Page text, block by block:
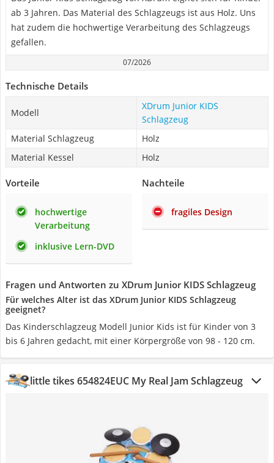
ab 3 Jahren. Das Material des Schlagzeugs ist aus Holz. Uns
hat zudem die hochwertige Verarbeitung des Schlagzeugs
gefallen.
07/2026
Technische Details
Modell
XDrum Junior KIDS
Schlagzeug
Material Schlagzeug
Holz
Material Kessel
Holz
Vorteile
hochwertige
Verarbeitung
inklusive Lern-DVD
Nachteile
fragiles Design
Fragen und Antworten zu XDrum Junior KIDS Schlagzeug
Für welches Alter ist das XDrum Junior KIDS Schlagzeug
geeignet?
Das Kinderschlagzeug Modell Junior Kids ist für Kinder von 3
bis 6 Jahren gedacht, mit einer Körpergröße von 98 - 120 cm.
little tikes 654824EUC My Real Jam Schlagzeug